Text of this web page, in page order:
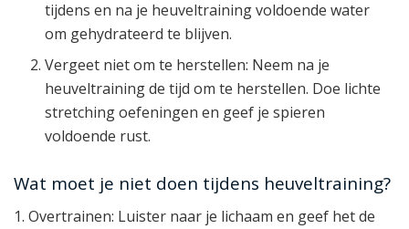
tijdens en na je heuveltraining voldoende water
om gehydrateerd te blijven.
Vergeet niet om te herstellen: Neem na je
heuveltraining de tijd om te herstellen. Doe lichte
stretching oefeningen en geef je spieren
voldoende rust.
Wat moet je niet doen tijdens heuveltraining?
1. Overtrainen: Luister naar je lichaam en geef het de